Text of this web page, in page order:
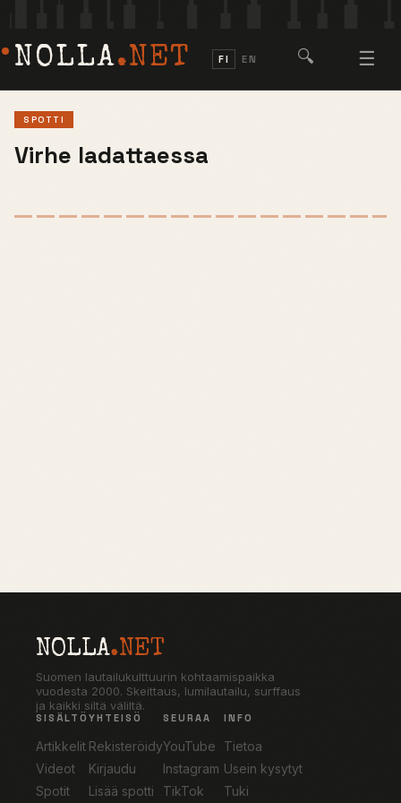
NOLLA.NET FI EN 🔍 ☰
SPOTTI
Virhe ladattaessa
NOLLA.NET
Suomen lautailukulttuurin kohtaamispaikka
vuodesta 2000. Skeittaus, lumilautailu, surffaus
ja kaikki siltä väliltä.
SISÄLTÖ
Artikkelit
Videot
Spotit
YHTEISÖ
Rekisteröidy
Kirjaudu
Lisää spotti
SEURAA
YouTube
Instagram
TikTok
INFO
Tietoa
Usein kysytyt
Tuki